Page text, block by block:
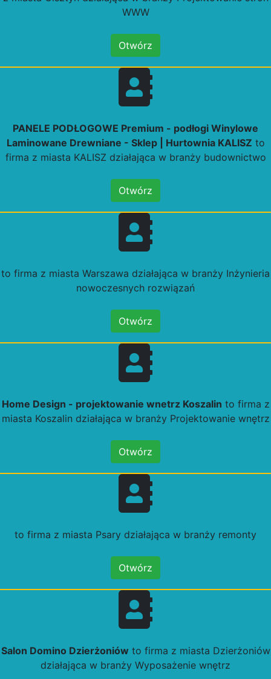
WWW
Otwórz
PANELE PODŁOGOWE Premium - podłogi Winylowe
Laminowane Drewniane - Sklep | Hurtownia KALISZ to
firma z miasta KALISZ działająca w branży budownictwo
Otwórz
to firma z miasta Warszawa działająca w branży Inżynieria
nowoczesnych rozwiązań
Otwórz
Home Design - projektowanie wnetrz Koszalin to firma z
miasta Koszalin działająca w branży Projektowanie wnętrz
Otwórz
to firma z miasta Psary działająca w branży remonty
Otwórz
Salon Domino Dzierżoniów to firma z miasta Dzierżoniów
działająca w branży Wyposażenie wnętrz